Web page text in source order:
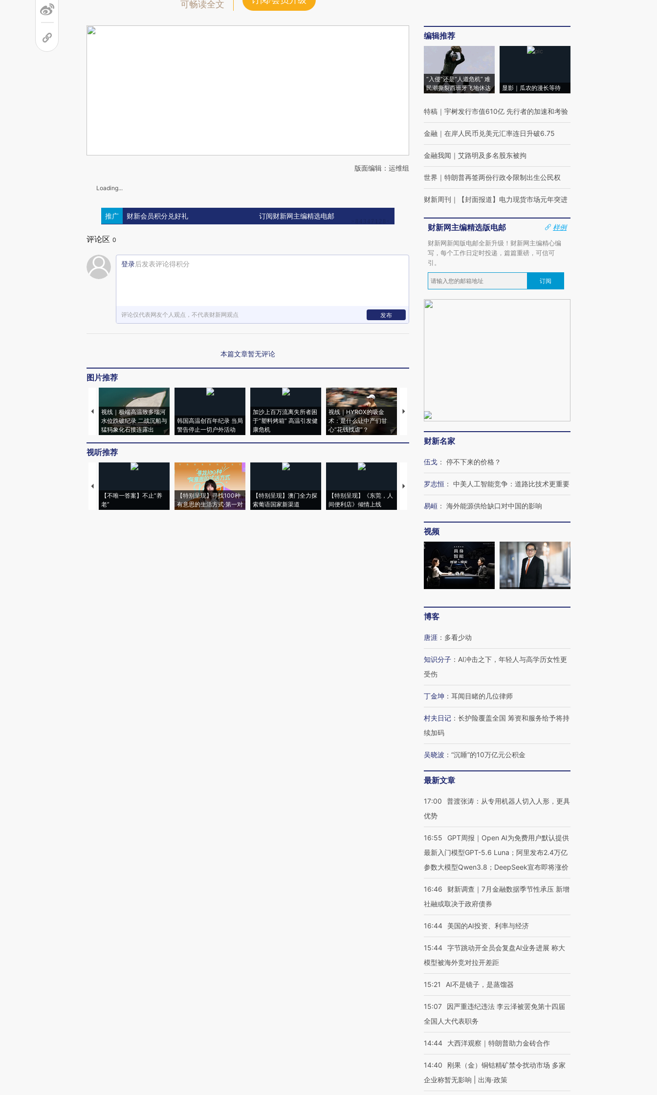
可畅读全文
版面编辑：运维组
Loading...
推广 财新会员积分兑好礼 订阅财新网主编精选电邮
评论区 0
登录后发表评论得积分
评论仅代表网友个人观点，不代表财新网观点 发布
本篇文章暂无评论
图片推荐
视线｜极端高温致多瑙河
水位跌破纪录 二战沉船与
猛犸象化石接连露出
韩国高温创百年纪录 当局
警告停止一切户外活动
加沙上百万流离失所者困
于“塑料烤箱” 高温引发健
康危机
视线｜HYROX的吸金
术：是什么让中产们甘
心“花钱找虐”？
马航飞行员跨国走私7万
粒摇头丸 尿检体内含3种
度Z世代 用街头抗争将教
育部长拱下台
机”？难民潮撕裂西班牙
飞地休达
视听推荐
【不唯一答案】不止“养
老”
【特别呈现】寻找100种
有意思的生活方式·第一对
【特别呈现】澳门全力探
索葡语国家新渠道
【特别呈现】《东莞，人
间便利店》倾情上线
【推广】走进第四届链博
会，让数智科技“链”接产
【特别呈现】寻找100种
有意思的生活方式·第三对
【商旅对话】华住集团
CFO：不靠规模取胜，华
编辑推荐
“入侵”还是“人道危机” 难
民潮撕裂西班牙飞地休达
显影｜瓜农的漫长等待
特稿 ｜ 宇树发行市值610亿 先行者的加速和考验
金融 ｜ 在岸人民币兑美元汇率连日升破6.75
金融我闻 ｜ 艾路明及多名股东被拘
世界 ｜ 特朗普再签两份行政令限制出生公民权
财新周刊 ｜ 【封面报道】电力现货市场元年突进
财新网主编精选版电邮
样例
财新网新闻版电邮全新升级！财新网主编精心编
写，每个工作日定时投递，篇篇重磅，可信可
引。
订阅
财新名家
伍戈 ： 停不下来的价格？
罗志恒 ： 中美人工智能竞争：道路比技术更重要
易峘 ： 海外能源供给缺口对中国的影响
视频
博客
唐涯 ： 多看少动
知识分子 ： AI冲击之下，年轻人与高学历女性更
受伤
丁金坤 ： 耳闻目睹的几位律师
村夫日记 ： 长护险覆盖全国 筹资和服务给予将持
续加码
吴晓波 ： “沉睡”的10万亿元公积金
最新文章
17:00
普渡张涛：从专用机器人切入人形，更具
优势
16:55
GPT周报｜Open AI为免费用户默认提供
最新入门模型GPT-5.6 Luna；阿里发布2.4万亿
参数大模型Qwen3.8；DeepSeek宣布即将涨价
16:46
财新调查｜7月金融数据季节性承压 新增
社融或取决于政府债券
16:44 美国的AI投资、利率与经济
15:44 字节跳动开全员会复盘AI业务进展 称大
模型被海外竞对拉开差距
15:21 AI不是镜子，是蒸馏器
15:07
因严重违纪违法 李云泽被罢免第十四届
全国人大代表职务
14:44 大西洋观察｜特朗普助力金砖合作
14:40
刚果（金）铜钴精矿禁令扰动市场 多家
企业称暂无影响 | 出海·政策